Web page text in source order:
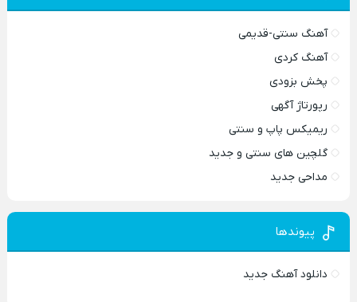
آهنگ سنتی-قدیمی
آهنگ کردی
پخش بزودی
رپورتاژ آگهی
ریمیکس پاپ و سنتی
گلچین های سنتی و جدید
مداحی جدید
پیوندها
دانلود آهنگ جدید